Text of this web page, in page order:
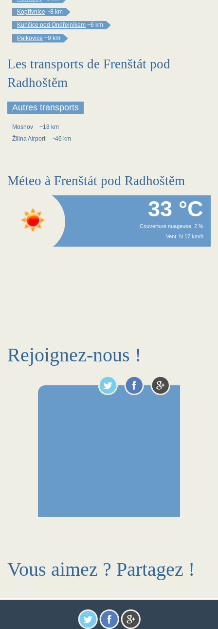
Kopřivnice ~8 km
Kunčice pod Ondřejníkem ~6 km
Palkovice ~9 km
Les transports de Frenštát pod
Radhoštěm
Autres transports
Mosnov
~18 km
Žilina Airport
~46 km
Méteo à Frenštát pod Radhoštěm
33 °C
Couverture nuageuse: 2 %
Vent: N 17 km/h
Rejoignez-nous !
Vous aimez ? Partagez !